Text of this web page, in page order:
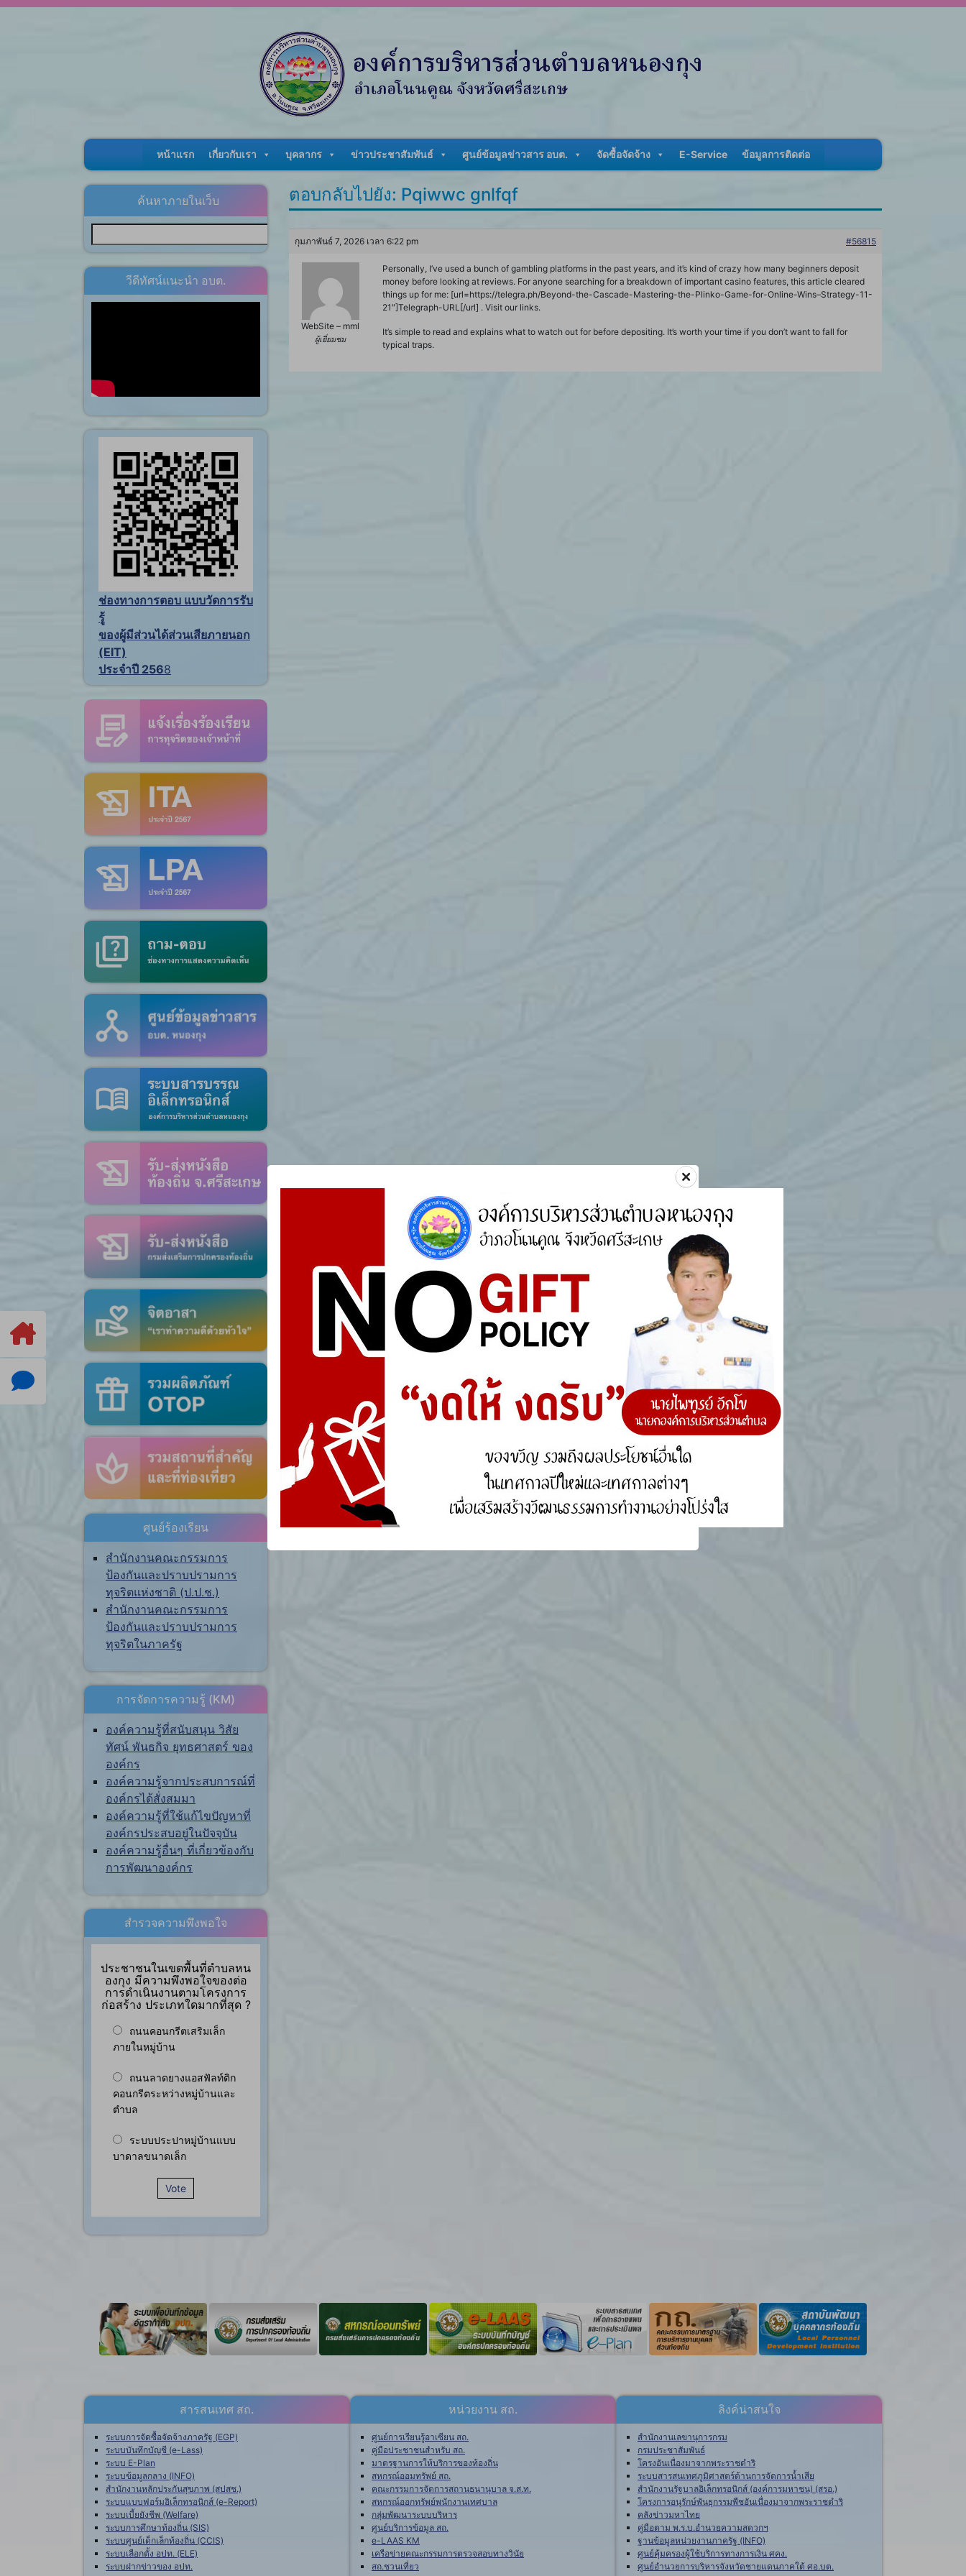
หน้าแรก เกี่ยวกับเรา บุคลากร ข่าวประชาสัมพันธ์ ศูนย์ข้อมูลข่าวสาร อบต. จัดซื้อจัดจ้าง E-Service ข้อมูลการติดต่อ
ค้นหาภายในเว็บ
วีดีทัศน์แนะนำ อบต.
ช่องทางการตอบ แบบวัดการรับ
รู้
ของผู้มีส่วนได้ส่วนเสียภายนอก
(EIT)
ประจำปี 2568
ศูนย์ร้องเรียน
สำนักงานคณะกรรมการ
ป้องกันและปราบปรามการ
ทุจริตแห่งชาติ (ป.ป.ช.)
สำนักงานคณะกรรมการ
ป้องกันและปราบปรามการ
ทุจริตในภาครัฐ
การจัดการความรู้ (KM)
องค์ความรู้ที่สนับสนุน วิสัย
ทัศน์ พันธกิจ ยุทธศาสตร์ ของ
องค์กร
องค์ความรู้จากประสบการณ์ที่
องค์กรได้สั่งสมมา
องค์ความรู้ที่ใช้แก้ไขปัญหาที่
องค์กรประสบอยู่ในปัจจุบัน
องค์ความรู้อื่นๆ ที่เกี่ยวข้องกับ
การพัฒนาองค์กร
สำรวจความพึงพอใจ
ประชาชนในเขตพื้นที่ตำบลหน
องกุง มีความพึงพอใจของต่อ
การดำเนินงานตามโครงการ
ก่อสร้าง ประเภทใดมากที่สุด ?
ถนนคอนกรีตเสริมเล็ก
ภายในหมู่บ้าน
ถนนลาดยางแอสฟัลท์ติก
คอนกรีตระหว่างหมู่บ้านและ
ตำบล
ระบบประปาหมู่บ้านแบบ
บาดาลขนาดเล็ก
Vote
ตอบกลับไปยัง: Pqiwwc gnlfqf
กุมภาพันธ์ 7, 2026 เวลา 6:22 pm #56815
WebSite – mml
ผู้เยี่ยมชม
Personally, I’ve used a bunch of gambling platforms in the past years, and it’s kind of crazy how many beginners deposit
money before looking at reviews. For anyone searching for a breakdown of important casino features, this article cleared
things up for me: [url=https://telegra.ph/Beyond-the-Cascade-Mastering-the-Plinko-Game-for-Online-Wins–Strategy-11-
21″]Telegraph-URL[/url] . Visit our links.
It’s simple to read and explains what to watch out for before depositing. It’s worth your time if you don’t want to fall for
typical traps.
สารสนเทศ สถ.
ระบบการจัดซื้อจัดจ้างภาครัฐ (EGP)
ระบบบันทึกบัญชี (e-Lass)
ระบบ E-Plan
ระบบข้อมูลกลาง (INFO)
สำนักงานหลักประกันสุขภาพ (สปสช.)
ระบบแบบฟอร์มอิเล็กทรอนิกส์ (e-Report)
ระบบเบี้ยยังชีพ (Welfare)
ระบบการศึกษาท้องถิ่น (SIS)
ระบบศูนย์เด็กเล็กท้องถิ่น (CCIS)
ระบบเลือกตั้ง อปท. (ELE)
ระบบฝากข่าวของ อปท.
หน่วยงาน สถ.
ศูนย์การเรียนรู้อาเซียน สถ.
คู่มือประชาชนสำหรับ สถ.
มาตรฐานการให้บริการของท้องถิ่น
สหกรณ์ออมทรัพย์ สถ.
คณะกรรมการจัดการสถานธนานุบาล จ.ส.ท.
สหกรณ์ออกทรัพย์พนักงานเทศบาล
กลุ่มพัฒนาระบบบริหาร
ศูนย์บริการข้อมูล สถ.
e-LAAS KM
เครือข่ายคณะกรรมการตรวจสอบทางวินัย
สถ.ชวนเที่ยว
ลิงค์น่าสนใจ
สำนักงานเลขานุการกรม
กรมประชาสัมพันธ์
โครงอันเนื่องมาจากพระราชดำริ
ระบบสารสนเทศภูมิศาสตร์ด้านการจัดการน้ำเสีย
สำนักงานรัฐบาลอิเล็กทรอนิกส์ (องค์การมหาชน) (สรอ.)
โครงการอนุรักษ์พันธุกรรมพืชอันเนื่องมาจากพระราชดำริ
คลังข่าวมหาไทย
คู่มือตาม พ.ร.บ.อำนวยความสดวกฯ
ฐานข้อมูลหน่วยงานภาครัฐ (INFO)
ศูนย์คุ้มครองผู้ใช้บริการทางการเงิน ศคง.
ศูนย์อำนวยการบริหารจังหวัดชายแดนภาคใต้ ศอ.บต.